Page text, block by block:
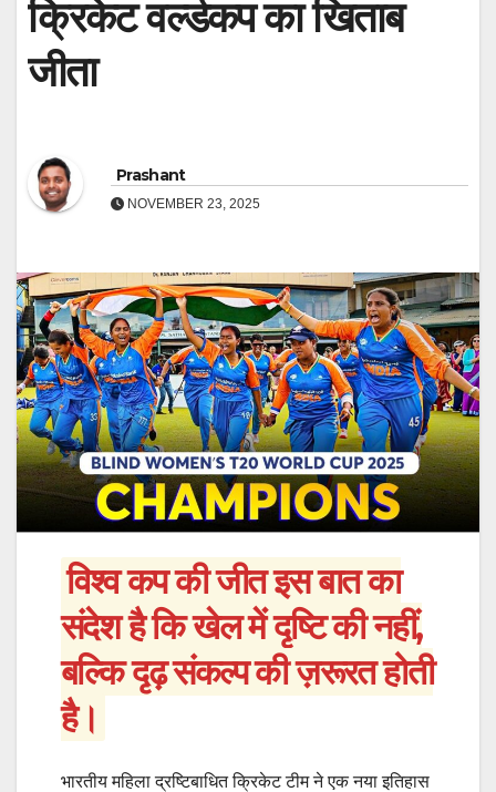
क्रिकेट वर्ल्डकप का खिताब
जीता
Prashant
NOVEMBER 23, 2025
विश्व कप की जीत इस बात का
संदेश है कि खेल में दृष्टि की नहीं,
बल्कि दृढ़ संकल्प की ज़रूरत होती
है।
भारतीय महिला द्रष्टिबाधित क्रिकेट टीम ने एक नया इतिहास